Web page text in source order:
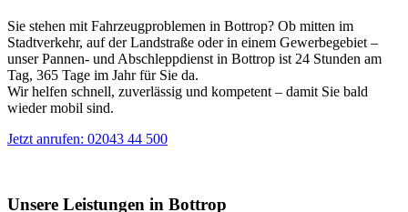
Sie stehen mit Fahrzeugproblemen in Bottrop? Ob mitten im
Stadtverkehr, auf der Landstraße oder in einem Gewerbegebiet –
unser Pannen- und Abschleppdienst in Bottrop ist 24 Stunden am
Tag, 365 Tage im Jahr für Sie da.
Wir helfen schnell, zuverlässig und kompetent – damit Sie bald
wieder mobil sind.
Jetzt anrufen: 02043 44 500
Unsere Leistungen in Bottrop